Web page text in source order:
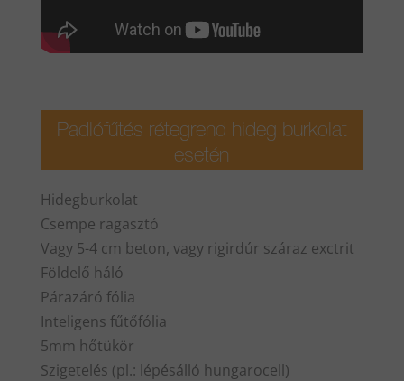
Padlófűtés rétegrend hideg burkolat
esetén
Hidegburkolat
Csempe ragasztó
Vagy 5-4 cm beton, vagy rigirdúr száraz exctrit
Földelő háló
Párazáró fólia
Inteligens fűtőfólia
5mm hőtükör
Szigetelés (pl.: lépésálló hungarocell)